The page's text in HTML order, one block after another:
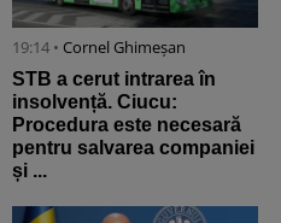
19:14 • Cornel Ghimeșan
STB a cerut intrarea în
insolvență. Ciucu:
Procedura este necesară
pentru salvarea companiei
și ...